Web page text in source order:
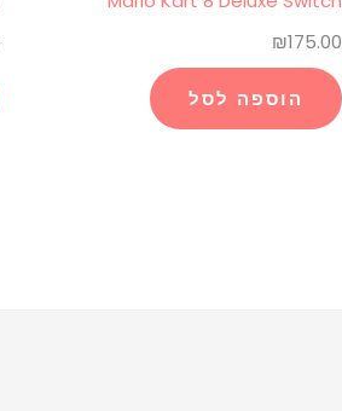
₪175.00
הוספה לסל